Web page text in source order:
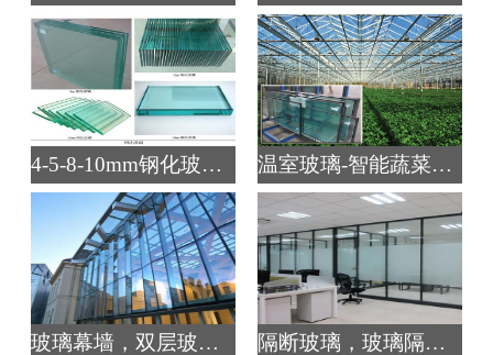
4-5-8-10mm钢化玻璃生 温室玻璃-智能蔬菜玻璃
玻璃幕墙，双层玻璃幕 隔断玻璃，玻璃隔断，